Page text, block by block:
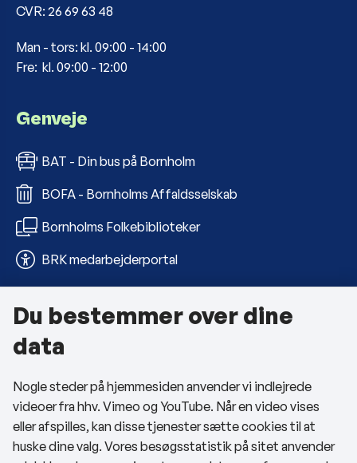
CVR: 26 69 63 48
Man - tors: kl. 09:00 - 14:00
Fre: kl. 09:00 - 12:00
Genveje
BAT - Din bus på Bornholm
BOFA - Bornholms Affaldsselskab
Bornholms Folkebiblioteker
BRK medarbejderportal
Om kommunen
Kontakt os
Telefon- og åbningstider
Tilgængelighedserklæring
Privatlivspolitik
Du bestemmer over dine
data
Nogle steder på hjemmesiden anvender vi indlejrede
videoer fra hhv. Vimeo og YouTube. Når en video vises
eller afspilles, kan disse tjenester sætte cookies til at
huske dine valg. Vores besøgsstatistik på sitet anvender